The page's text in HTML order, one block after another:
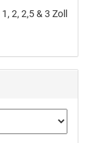
2, 2,5 & 3 Zoll